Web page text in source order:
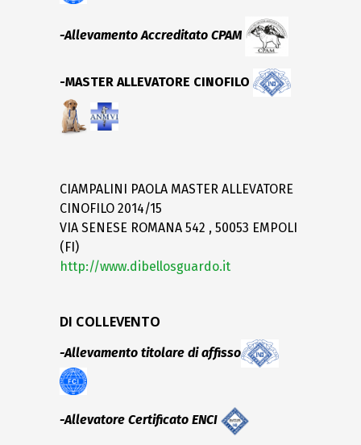
-Allevamento Accreditato CPAM
-MASTER ALLEVATORE CINOFILO
CIAMPALINI PAOLA MASTER ALLEVATORE
CINOFILO 2014/15
VIA SENESE ROMANA 542 , 50053 EMPOLI
(FI)
http://www.dibellosguardo.it
DI COLLEVENTO
-Allevamento titolare di affisso
-Allevatore Certificato ENCI